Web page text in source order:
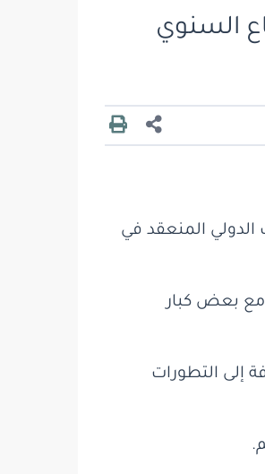
السنوي
الدولي المنعقد في
مع بعض كبار
إلى التطورات